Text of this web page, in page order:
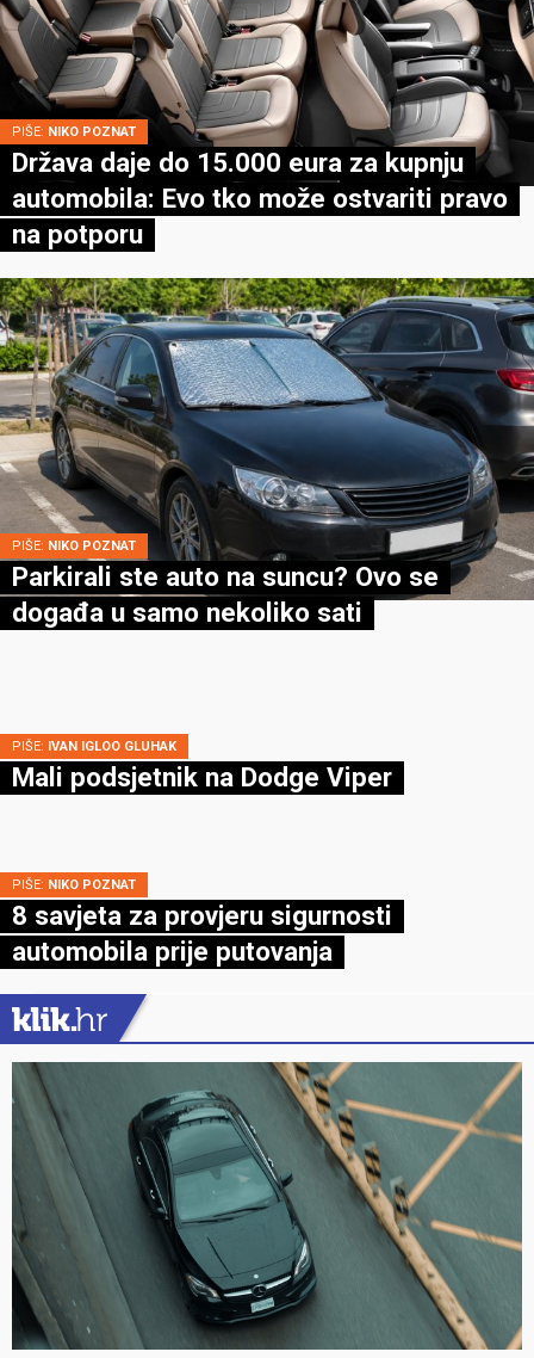
PIŠE: NIKO POZNAT
Država daje do 15.000 eura za kupnju
automobila: Evo tko može ostvariti pravo
na potporu
PIŠE: NIKO POZNAT
Parkirali ste auto na suncu? Ovo se
događa u samo nekoliko sati
PIŠE: IVAN IGLOO GLUHAK
Mali podsjetnik na Dodge Viper
PIŠE: NIKO POZNAT
8 savjeta za provjeru sigurnosti
automobila prije putovanja